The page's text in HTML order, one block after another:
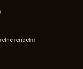
rendelni